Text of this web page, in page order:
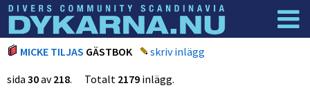
Dyknyheter
MICKE TILJAS GÄSTBOK
skriv inlägg
sida 30av218. Totalt 2179 inlägg.